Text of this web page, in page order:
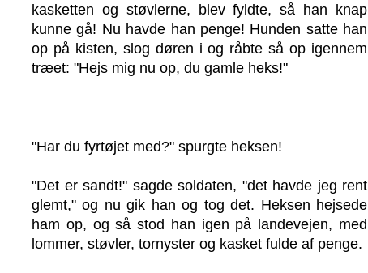
kasketten og støvlerne, blev fyldte, så han knap
kunne gå! Nu havde han penge! Hunden satte han
op på kisten, slog døren i og råbte så op igennem
træet: "Hejs mig nu op, du gamle heks!"
"Har du fyrtøjet med?" spurgte heksen!
"Det er sandt!" sagde soldaten, "det havde jeg rent
glemt," og nu gik han og tog det. Heksen hejsede
ham op, og så stod han igen på landevejen, med
lommer, støvler, tornyster og kasket fulde af penge.